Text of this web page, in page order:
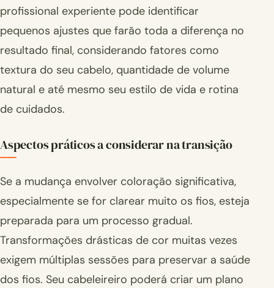
profissional experiente pode identificar
pequenos ajustes que farão toda a diferença no
resultado final, considerando fatores como
textura do seu cabelo, quantidade de volume
natural e até mesmo seu estilo de vida e rotina
de cuidados.
Aspectos práticos a considerar na transição
Se a mudança envolver coloração significativa,
especialmente se for clarear muito os fios, esteja
preparada para um processo gradual.
Transformações drásticas de cor muitas vezes
exigem múltiplas sessões para preservar a saúde
dos fios. Seu cabeleireiro poderá criar um plano